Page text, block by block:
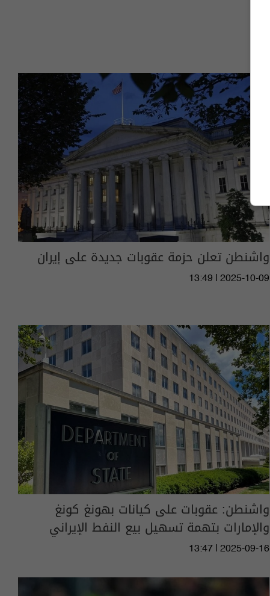
واشنطن تعلن حزمة عقوبات جديدة على إيران
13:49 | 2025-10-09
واشنطن: عقوبات على كيانات بهونغ كونغ
والإمارات بتهمة تسهيل بيع النفط الإيراني
13:47 | 2025-09-16